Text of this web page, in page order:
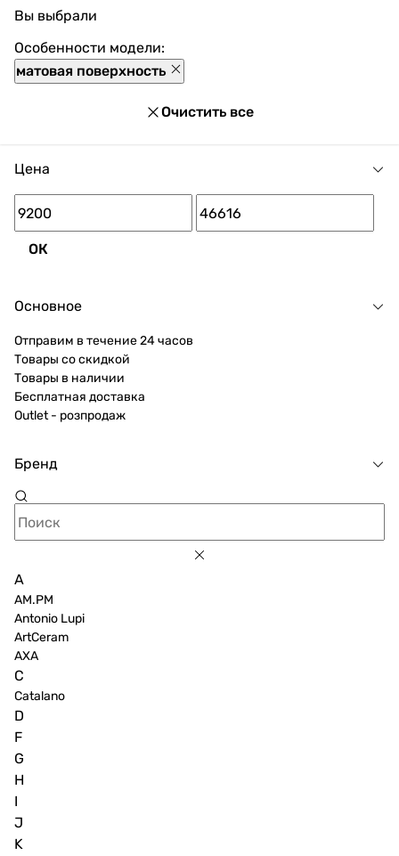
разнообразные способы оплаты, покупка в кредит и
множество акций и скидок для каждого покупателя.
Вы выбрали
Особенности модели:
матовая поверхность
Очистить все
Цена
ОК
Основное
Отправим в течение 24 часов
Товары со скидкой
Товары в наличии
Бесплатная доставка
Outlet - розпродаж
Бренд
A
AM.PM
Antonio Lupi
ArtCeram
AXA
C
Catalano
D
F
G
H
I
J
K